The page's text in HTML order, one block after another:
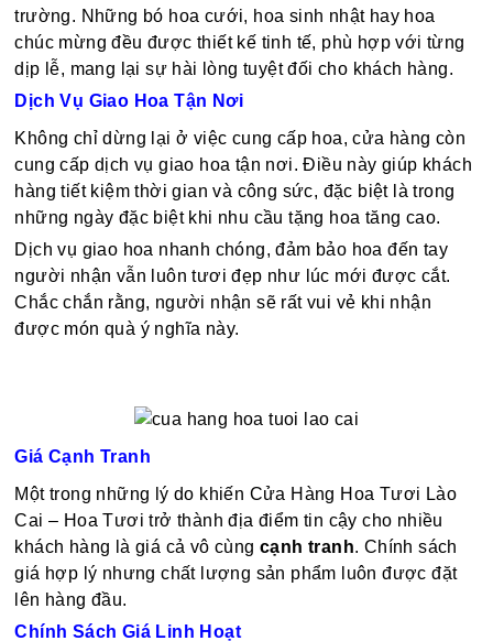
trường. Những bó hoa cưới, hoa sinh nhật hay hoa
chúc mừng đều được thiết kế tinh tế, phù hợp với từng
dịp lễ, mang lại sự hài lòng tuyệt đối cho khách hàng.
Dịch Vụ Giao Hoa Tận Nơi
Không chỉ dừng lại ở việc cung cấp hoa, cửa hàng còn
cung cấp dịch vụ giao hoa tận nơi. Điều này giúp khách
hàng tiết kiệm thời gian và công sức, đặc biệt là trong
những ngày đặc biệt khi nhu cầu tặng hoa tăng cao.
Dịch vụ giao hoa nhanh chóng, đảm bảo hoa đến tay
người nhận vẫn luôn tươi đẹp như lúc mới được cắt.
Chắc chắn rằng, người nhận sẽ rất vui vẻ khi nhận
được món quà ý nghĩa này.
Giá Cạnh Tranh
Một trong những lý do khiến Cửa Hàng Hoa Tươi Lào
Cai – Hoa Tươi trở thành địa điểm tin cậy cho nhiều
khách hàng là giá cả vô cùngcạnh tranh. Chính sách
giá hợp lý nhưng chất lượng sản phẩm luôn được đặt
lên hàng đầu.
Chính Sách Giá Linh Hoạt